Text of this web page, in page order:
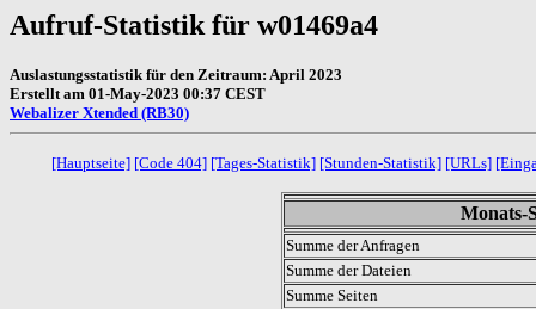
Aufruf-Statistik für w01469a4
Auslastungsstatistik für den Zeitraum: April 2023
Erstellt am 01-May-2023 00:37 CEST
Webalizer Xtended (RB30)
[Hauptseite] [Code 404] [Tages-Statistik] [Stunden-Statistik] [URLs]
Monats-
Summe der Anfragen
Summe der Dateien
Summe Seiten